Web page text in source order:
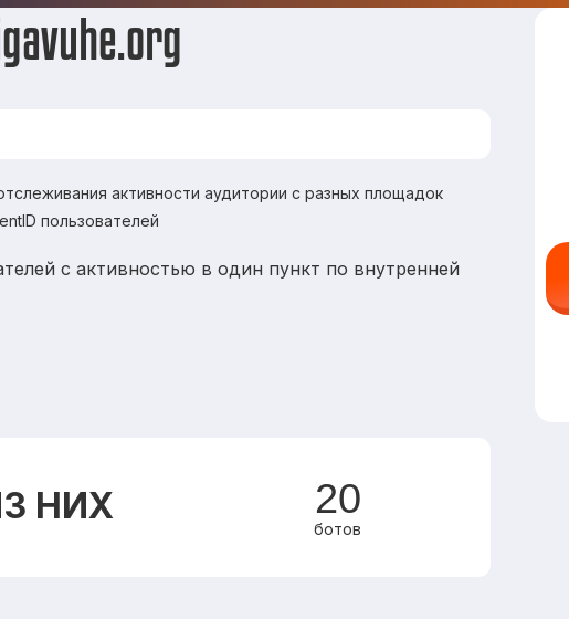
активности аудитории с разных площадок
пользователей
с активностью в один пункт по внутренней
НИХ 20
ботов